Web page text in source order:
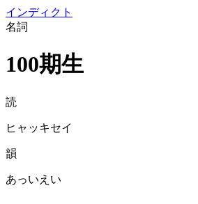
インディクト
名詞
100期生
読
ヒャッキセイ
韻
あっいえい